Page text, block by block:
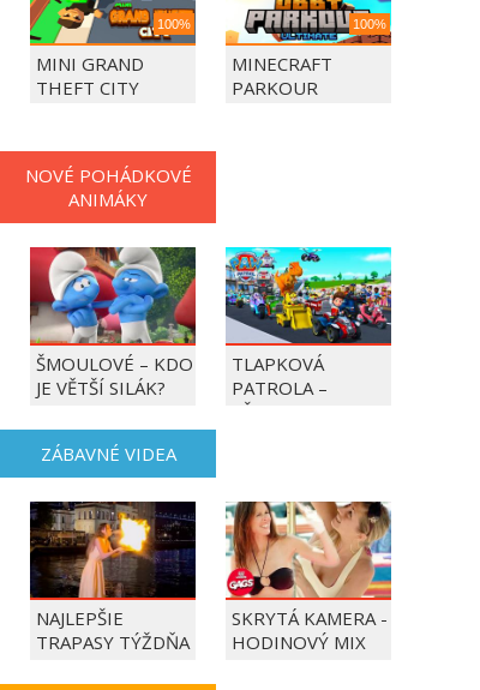
100%
MINI GRAND
THEFT CITY
100%
MINECRAFT
PARKOUR
NOVÉ POHÁDKOVÉ
ANIMÁKY
ŠMOULOVÉ – KDO
JE VĚTŠÍ SILÁK?
TLAPKOVÁ
PATROLA –
VŠECHNY TLAPKY
ZÁBAVNÉ VIDEA
NAJLEPŠIE
TRAPASY TÝŽDŇA
SKRYTÁ KAMERA -
HODINOVÝ MIX